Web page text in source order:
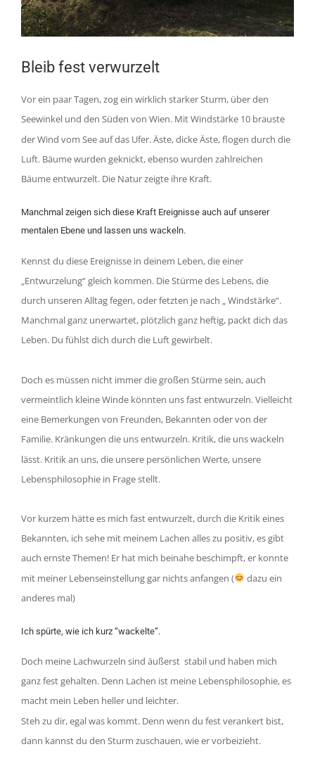
Bleib fest verwurzelt
Vor ein paar Tagen, zog ein wirklich starker Sturm, über den
Seewinkel und den Süden von Wien. Mit Windstärke 10 brauste
der Wind vom See auf das Ufer. Äste, dicke Äste, flogen durch die
Luft. Bäume wurden geknickt, ebenso wurden zahlreichen
Bäume entwurzelt. Die Natur zeigte ihre Kraft.
Manchmal zeigen sich diese Kraft Ereignisse auch auf unserer
mentalen Ebene und lassen uns wackeln.
Kennst du diese Ereignisse in deinem Leben, die einer
„Entwurzelung“ gleich kommen. Die Stürme des Lebens, die
durch unseren Alltag fegen, oder fetzten je nach „ Windstärke“.
Manchmal ganz unerwartet, plötzlich ganz heftig, packt dich das
Leben. Du fühlst dich durch die Luft gewirbelt.
Doch es müssen nicht immer die großen Stürme sein, auch
vermeintlich kleine Winde könnten uns fast entwurzeln. Vielleicht
eine Bemerkungen von Freunden, Bekannten oder von der
Familie. Kränkungen die uns entwurzeln. Kritik, die uns wackeln
lässt. Kritik an uns, die unsere persönlichen Werte, unsere
Lebensphilosophie in Frage stellt.
Vor kurzem hätte es mich fast entwurzelt, durch die Kritik eines
Bekannten, ich sehe mit meinem Lachen alles zu positiv, es gibt
auch ernste Themen! Er hat mich beinahe beschimpft, er konnte
mit meiner Lebenseinstellung gar nichts anfangen (
dazu ein
anderes mal)
Ich spürte, wie ich kurz “wackelte“.
Doch meine Lachwurzeln sind äußerst stabil und haben mich
ganz fest gehalten. Denn Lachen ist meine Lebensphilosophie, es
macht mein Leben heller und leichter.
Steh zu dir, egal was kommt. Denn wenn du fest verankert bist,
dann kannst du den Sturm zuschauen, wie er vorbeizieht.